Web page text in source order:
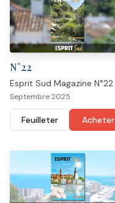
N°22
Esprit Sud Magazine N°22
Septembre 2025
Feuilleter Acheter